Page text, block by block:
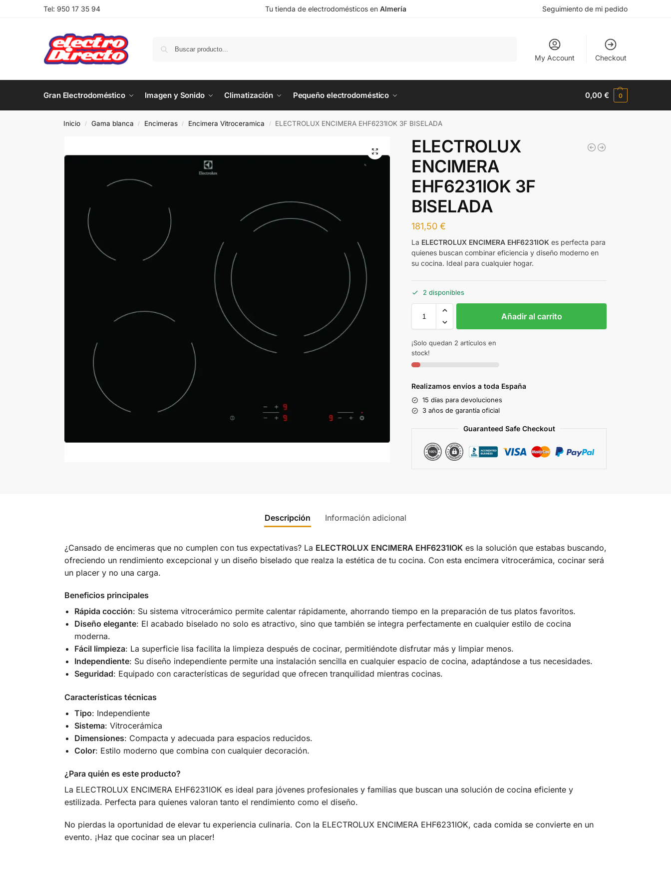
Tel: 950 17 35 94 Tu tienda de electrodomésticos en Almería Seguimiento de mi pedido
My Account Checkout
Gran Electrodoméstico Imagen y Sonido Climatización Pequeño electrodoméstico 0,00€ 0
Inicio / Gama blanca / Encimeras / Encimera Vitroceramica / ELECTROLUX ENCIMERA EHF6231IOK 3F BISELADA
ELECTROLUX
ENCIMERA
EHF6231IOK 3F
BISELADA
181,50€
La ELECTROLUX ENCIMERA EHF6231IOK es perfecta para
quienes buscan combinar eficiencia y diseño moderno en
su cocina. Ideal para cualquier hogar.
2 disponibles
Añadir al carrito
¡Solo quedan 2 artículos en
stock!
Realizamos envíos a toda España
15 días para devoluciones
3 años de garantía oficial
Guaranteed Safe Checkout
Descripción Información adicional
¿Cansado de encimeras que no cumplen con tus expectativas? La ELECTROLUX ENCIMERA EHF6231IOKes la solución que estabas buscando,
ofreciendo un rendimiento excepcional y un diseño biselado que realza la estética de tu cocina. Con esta encimera vitrocerámica, cocinar será
un placer y no una carga.
Beneficios principales
Rápida cocción: Su sistema vitrocerámico permite calentar rápidamente, ahorrando tiempo en la preparación de tus platos favoritos.
Diseño elegante: El acabado biselado no solo es atractivo, sino que también se integra perfectamente en cualquier estilo de cocina
moderna.
Fácil limpieza: La superficie lisa facilita la limpieza después de cocinar, permitiéndote disfrutar más y limpiar menos.
Independiente: Su diseño independiente permite una instalación sencilla en cualquier espacio de cocina, adaptándose a tus necesidades.
Seguridad: Equipado con características de seguridad que ofrecen tranquilidad mientras cocinas.
Características técnicas
Tipo: Independiente
Sistema: Vitrocerámica
Dimensiones: Compacta y adecuada para espacios reducidos.
Color: Estilo moderno que combina con cualquier decoración.
¿Para quién es este producto?
La ELECTROLUX ENCIMERA EHF6231IOK es ideal para jóvenes profesionales y familias que buscan una solución de cocina eficiente y
estilizada. Perfecta para quienes valoran tanto el rendimiento como el diseño.
No pierdas la oportunidad de elevar tu experiencia culinaria. Con la ELECTROLUX ENCIMERA EHF6231IOK, cada comida se convierte en un
evento. ¡Haz que cocinar sea un placer!